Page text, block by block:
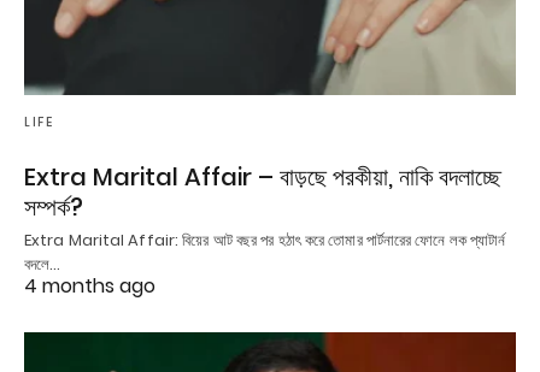
LIFE
Extra Marital Affair – বাড়ছে পরকীয়া, নাকি বদলাচ্ছে
সম্পর্ক?
Extra Marital Affair: বিয়ের আট বছর পর হঠাৎ করে তোমার পার্টনারের ফোনে লক প্যাটার্ন
বদলে…
4 months ago